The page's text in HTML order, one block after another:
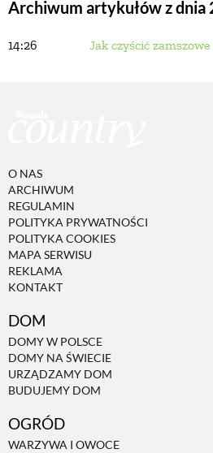
Archiwum artykułów z
14:26 Jak czyścić
O NAS
ARCHIWUM
REGULAMIN
POLITYKA PRYWATNOŚCI
POLITYKA COOKIES
MAPA SERWISU
REKLAMA
KONTAKT
DOM
DOMY W POLSCE
DOMY NA ŚWIECIE
URZĄDZAMY DOM
BUDUJEMY DOM
OGRÓD
WARZYWA I OWOCE
BUDUJEMY
PROJEKTOWANIE